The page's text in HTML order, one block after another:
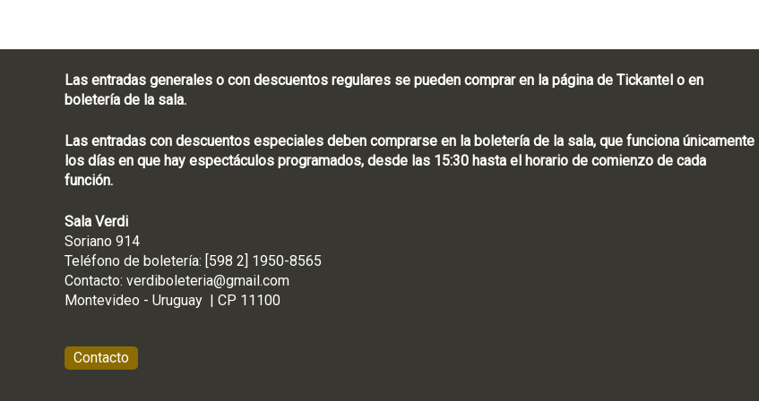
Las entradas generales o con descuentos regulares se pueden comprar en la página de Tickantel o en
boletería de la sala.
Las entradas con descuentos especiales deben comprarse en la boletería de la sala, que funciona únicamente
los días en que hay espectáculos programados, desde las 15:30 hasta el horario de comienzo de cada
función.
Sala Verdi
Soriano 914
Teléfono de boletería: [598 2] 1950-8565
Contacto: verdiboleteria@gmail.com
Montevideo - Uruguay | CP 11100
Contacto